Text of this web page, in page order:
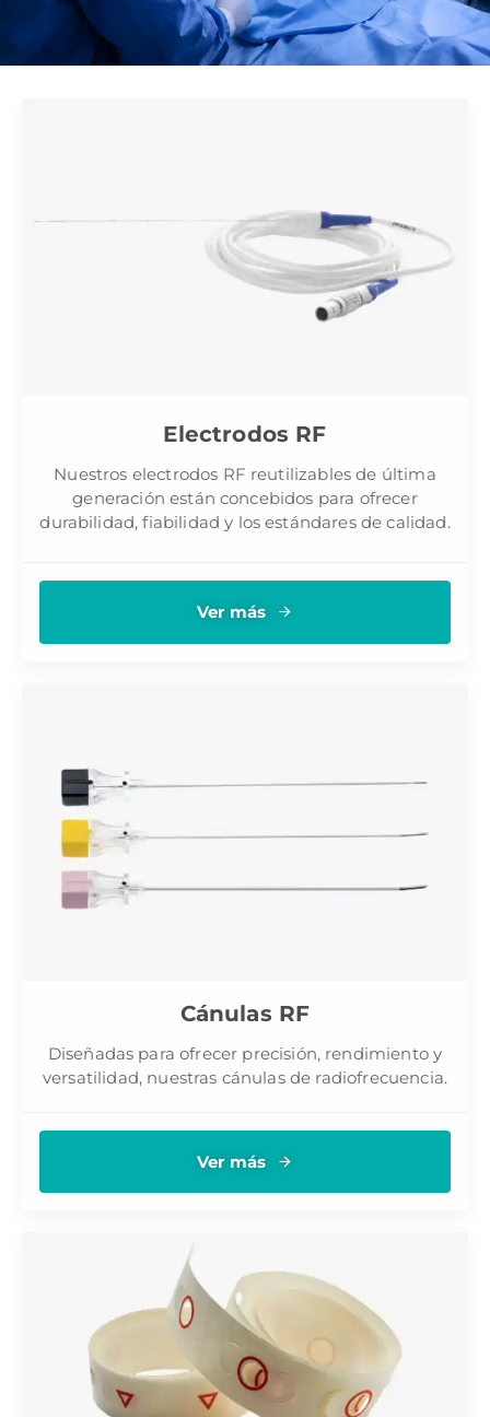
Electrodos RF
Nuestros electrodos RF reutilizables de última
generación están concebidos para ofrecer
durabilidad, fiabilidad y los estándares de calidad.
Ver más
Cánulas RF
Diseñadas para ofrecer precisión, rendimiento y
versatilidad, nuestras cánulas de radiofrecuencia.
Ver más